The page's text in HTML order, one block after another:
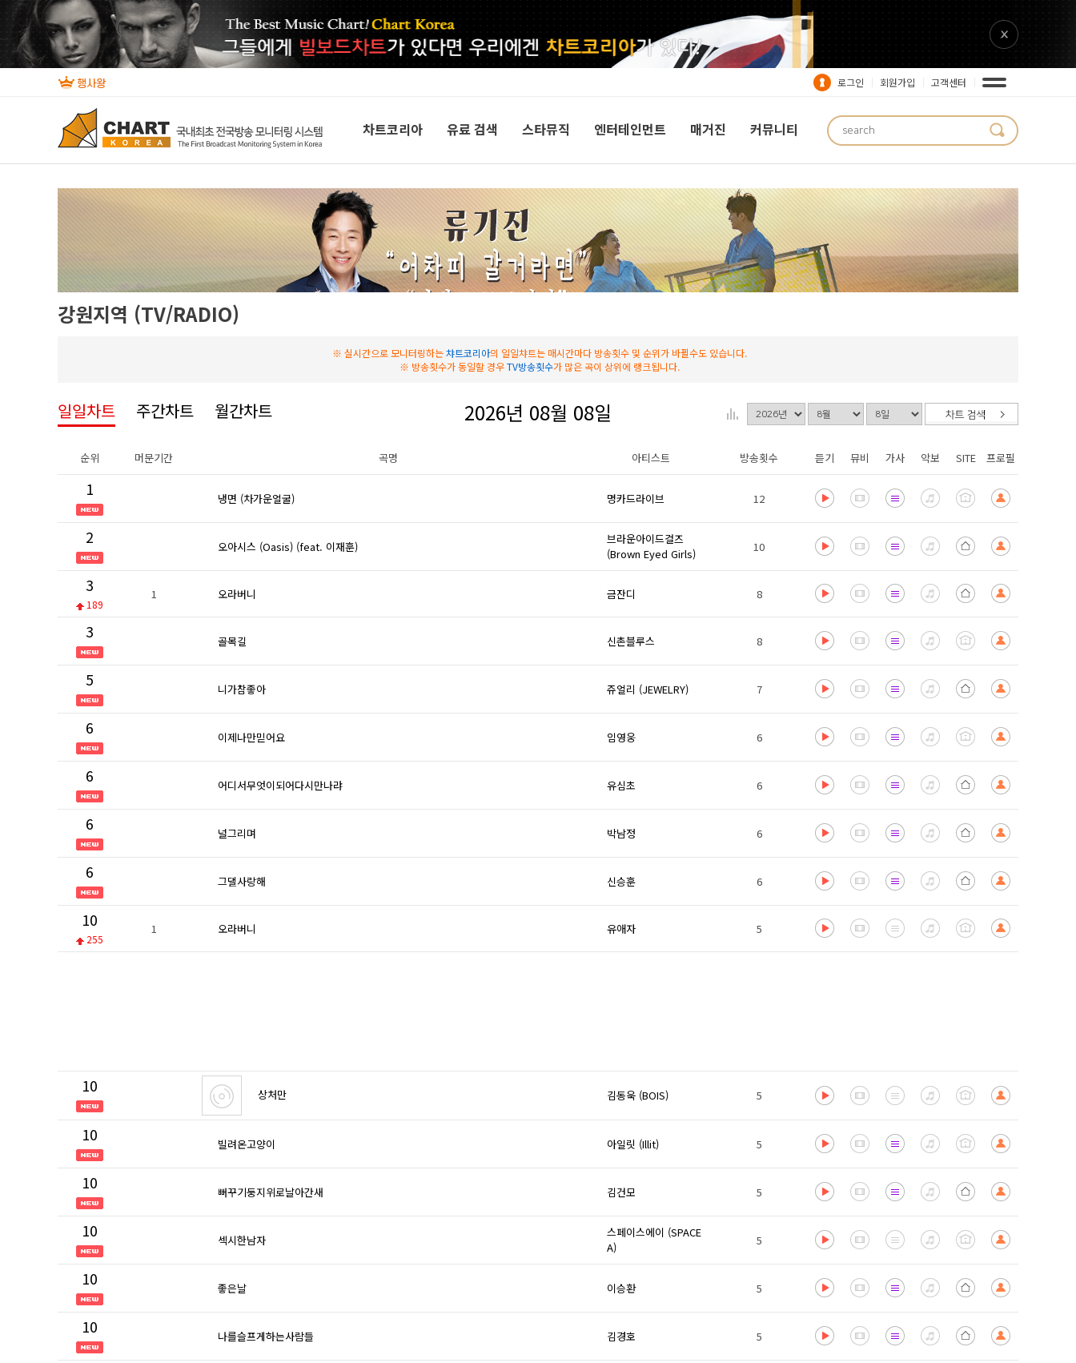
로그인 회원가입 고객센터
차트코리아 유료 검색 스타뮤직 엔터테인먼트 매거진 커뮤니티
강원지역 (TV/RADIO)
※ 실시간으로 모니터링하는챠트코리아의 일일챠트는 매시간마다 방송횟수 및 순위가 바뀔수도 있습니다.
※ 방송횟수가 동일할 경우TV방송횟수가 많은 곡이 상위에 랭크됩니다.
2026년 08월 08일
일일차트 주간차트 월간차트
순위 머문기간 곡명 아티스트 방송횟수 듣기 뮤비 가사 악보 SITE 프로필
1 냉면 (차가운얼굴) 명카드라이브 12
2 오아시스 (Oasis) (feat. 이재훈)
브라운아이드걸즈
(Brown Eyed Girls)
10
3
189
1 오라버니 금잔디 8
3 골목길 신촌블루스 8
5 니가참좋아 쥬얼리 (JEWELRY) 7
6 이제나만믿어요 임영웅 6
6 어디서무엇이되어다시만나랴 유심초 6
6 널그리며 박남정 6
6 그댈사랑해 신승훈 6
10
255
1 오라버니 유애자 5
10 상처만 김동욱 (BOIS) 5
10 빌려온고양이 아일릿 (Illit) 5
10 뻐꾸기둥지위로날아간새 김건모 5
10 섹시한남자
스페이스에이 (SPACE
A)
5
10 좋은날 이승환 5
10 나를슬프게하는사람들 김경호 5